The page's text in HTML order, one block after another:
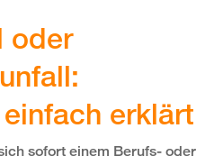
oder
erklärt
sofort einem Berufs- oder